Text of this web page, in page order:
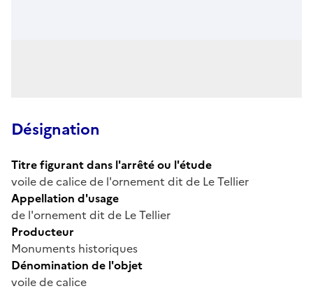
Désignation
Titre figurant dans l'arrêté ou l'étude
voile de calice de l'ornement dit de Le Tellier
Appellation d'usage
de l'ornement dit de Le Tellier
Producteur
Monuments historiques
Dénomination de l'objet
voile de calice